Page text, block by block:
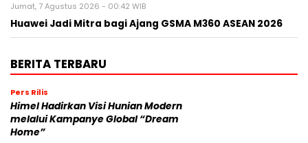
Jumat, 7 Agustus 2026 - 00:42 WIB
Huawei Jadi Mitra bagi Ajang GSMA M360 ASEAN 2026
BERITA TERBARU
Pers Rilis
Himel Hadirkan Visi Hunian Modern
melalui Kampanye Global “Dream
Home”